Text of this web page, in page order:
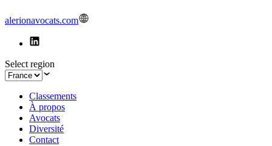
alerionavocats.com
Select region
Classements
À propos
Avocats
Diversité
Contact